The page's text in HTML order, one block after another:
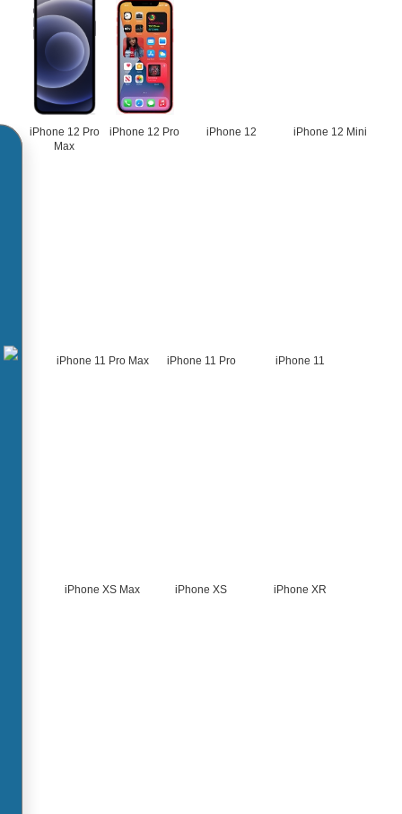
iPhone 12 Pro
Max
iPhone 12 Pro iPhone 12 iPhone 12 Mini
iPhone 11 Pro Max iPhone 11 Pro iPhone 11
iPhone XS Max iPhone XS iPhone XR